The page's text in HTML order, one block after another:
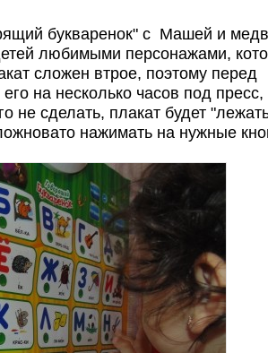
букваренок" с Машей и
любимыми персонажами,
сложен втрое, поэтому перед
на несколько часов под пресс,
не сделать, плакат будет
нажимать на нужные